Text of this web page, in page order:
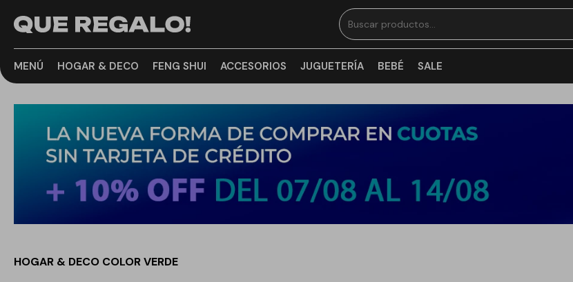
MENÚ HOGAR & DECO FENG SHUI ACCESORIOS JUGUETERÍA BEBÉ SALE
HOGAR & DECO COLOR VERDE